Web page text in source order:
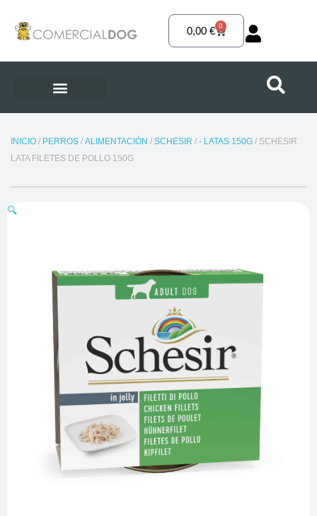
contenido
0,00€ 0
Carrito
INICIO/ PERROS/ ALIMENTACIÓN / SCHESIR / - LATAS 150G/ SCHESIR
LATA FILETES DE POLLO 150G
🔍